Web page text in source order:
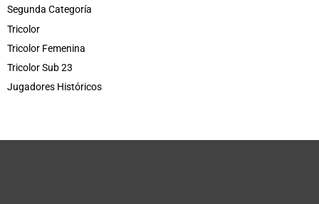
Segunda Categoría
Tricolor
Tricolor Femenina
Tricolor Sub 23
Jugadores Históricos